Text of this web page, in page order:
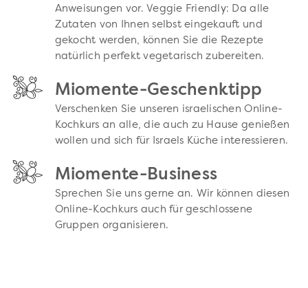
Anweisungen vor. Veggie Friendly: Da alle
Zutaten von Ihnen selbst eingekauft und
gekocht werden, können Sie die Rezepte
natürlich perfekt vegetarisch zubereiten.
Miomente-Geschenktipp
Verschenken Sie unseren israelischen Online-
Kochkurs an alle, die auch zu Hause genießen
wollen und sich für Israels Küche interessieren.
Miomente-Business
Sprechen Sie uns gerne an. Wir können diesen
Online-Kochkurs auch für geschlossene
Gruppen organisieren.